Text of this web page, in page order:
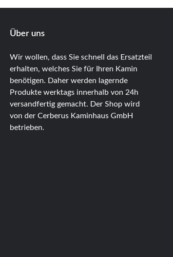
Über uns
Wir wollen, dass Sie schnell das Ersatzteil
erhalten, welches Sie für Ihren Kamin
benötigen. Daher werden lagernde
Produkte werktags innerhalb von 24h
versandfertig gemacht. Der Shop wird
von der Cerberus Kaminhaus GmbH
betrieben.